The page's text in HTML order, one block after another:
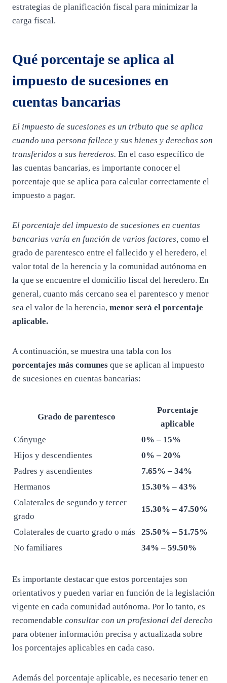
estrategias de planificación fiscal para minimizar la
carga fiscal.
Qué porcentaje se aplica al
impuesto de sucesiones en
cuentas bancarias
El impuesto de sucesiones es un tributo que se aplica
cuando una persona fallece y sus bienes y derechos son
transferidos a sus herederos. En el caso específico de
las cuentas bancarias, es importante conocer el
porcentaje que se aplica para calcular correctamente el
impuesto a pagar.
El porcentaje del impuesto de sucesiones en cuentas
bancarias varía en función de varios factores, como el
grado de parentesco entre el fallecido y el heredero, el
valor total de la herencia y la comunidad autónoma en
la que se encuentre el domicilio fiscal del heredero. En
general, cuanto más cercano sea el parentesco y menor
sea el valor de la herencia, menor será el porcentaje
aplicable.
A continuación, se muestra una tabla con los
porcentajes más comunes que se aplican al impuesto
de sucesiones en cuentas bancarias:
Grado de parentesco
Porcentaje
aplicable
Cónyuge
0% – 15%
Hijos y descendientes
0% – 20%
Padres y ascendientes
7.65% – 34%
Hermanos
15.30% – 43%
Colaterales de segundo y tercer
grado
15.30% – 47.50%
Colaterales de cuarto grado o más
25.50% – 51.75%
No familiares
34% – 59.50%
Es importante destacar que estos porcentajes son
orientativos y pueden variar en función de la legislación
vigente en cada comunidad autónoma. Por lo tanto, es
recomendable consultar con un profesional del derecho
para obtener información precisa y actualizada sobre
los porcentajes aplicables en cada caso.
Además del porcentaje aplicable, es necesario tener en